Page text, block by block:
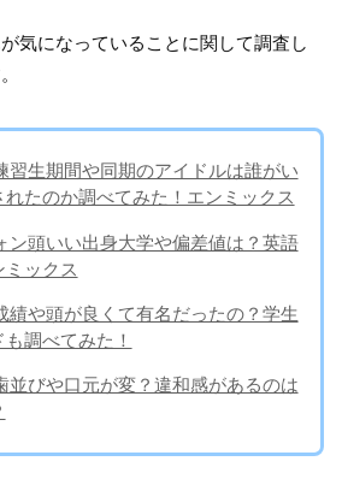
気になっていることに関して調査し
習生期間や同期のアイドルは誰がい
れたのか調べてみた！エンミックス
ン頭いい出身大学や偏差値は？英語
ミックス
績や頭が良くて有名だったの？学生
調べてみた！
並びや口元が変？違和感があるのは